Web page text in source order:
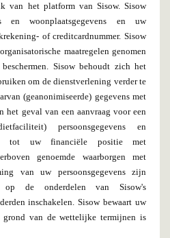
van het platform van Sisow. Sisow
en woonplaatsgegevens en uw
of creditcardnummer. Sisow
maatregelen genomen
Sisow behoudt zich het
om de dienstverlening verder te
(geanonimiseerde) gegevens met
het geval van een aanvraag voor een
persoonsgegevens en
tot uw financiële positie met
genoemde waarborgen met
van uw persoonsgegevens zijn
op de onderdelen van Sisow's
inschakelen. Sisow bewaart uw
grond van de wettelijke termijnen is